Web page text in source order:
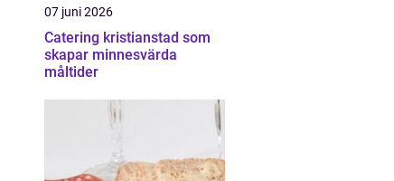
07 juni 2026
Catering kristianstad som
skapar minnesvärda
måltider